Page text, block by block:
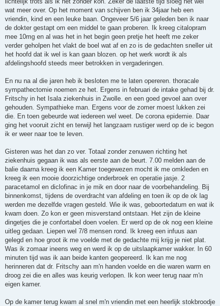
wat meer over. Op het moment van schijven ben ik 34jaar heb een
vriendin, kind en een leuke baan. Ongeveer 5/6 jaar geleden ben ik naar
de dokter gestapt om een middel te gaan proberen. Ik kreeg citalopram
mee 10mg en al was het in het begin geen pretje het heeft me zeker
verder geholpen het vlakt de boel wat af en zo is de gedachten sneller uit
het hoofd dat ik wel is kan gaan blozen. op het werk wordt ik als
afdelingshoofd steeds meer betrokken in vergaderingen.
En nu na al die jaren heb ik besloten me te laten opereren. thoracale
sympathectomie noemen ze het. Ergens in februari de intake gehad bij dr.
Fritschy in het Isala ziekenhuis in Zwolle. en een goed gevoel aan over
gehouden. Sympathieke man. Ergens voor de zomer moest lukken zei
die. En toen gebeurde wat iedereen wel weet. De corona epidemie. Daar
ging het vooruit zicht en terwijl het langzaam rustiger werd op de ic begon
ik er weer naar toe te leven.
Gisteren was het dan zo ver. Totaal zonder zenuwen richting het
ziekenhuis gegaan ik was als eerste aan de beurt. 7.00 melden aan de
balie daarna kreeg ik een Kamer toegewezen mocht ik me omkleden en
kreeg ik een mooie doorzichtige onderbroek en operatie jasje. 2
paracetamol en diclofinac in je mik en door naar de voorbehandeling. Bij
binnenkomst, tijdens de overdracht van afdeling en toen ik op de ok lag
werden me dezelfde vragen gesteld. Wie ik was, geboortedatum en wat ik
kwam doen. Zo kon er geen misverstand ontstaan. Het zijn de kleine
dingetjes die je confortabel doen voelen. Er werd op de ok nog een kleine
uitleg gedaan. Liepen wel 7/8 mensen rond. Ik kreeg een infuus aan
gelegd en hoe groot ik me voelde met de gedachte mij krijg je niet plat.
Was ik zomaar ineens weg en werd ik op de uitslaapkamer wakker. In 60
minuten tijd was ik aan beide kanten geopereerd. Ik kan me nog
herinneren dat dr. Fritschy aan m'n handen voelde en die waren warm en
droog zei die en alles was keurig verlopen. Ik kon weer terug naar m'n
eigen kamer.
Op de kamer terug kwam al snel m'n vriendin met een heerlijk stokbroodje